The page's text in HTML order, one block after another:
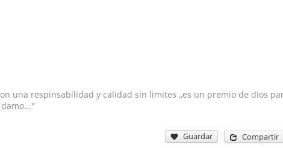
una respinsabilidad y calidad sin limites ,,es un premio de dios
Guardar Compartir